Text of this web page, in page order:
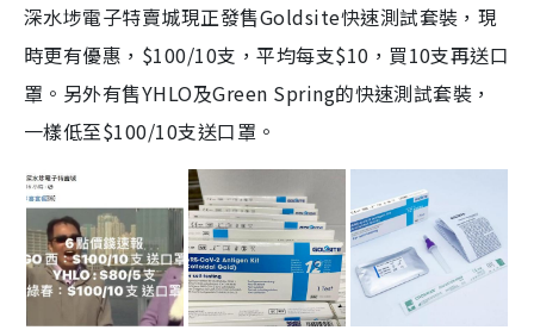
深水埗電子特賣城現正發售Goldsite快速測試套裝，現
時更有優惠，$100/10支，平均每支$10，買10支再送口
罩。另外有售YHLO及Green Spring的快速測試套裝，
一樣低至$100/10支送口罩。